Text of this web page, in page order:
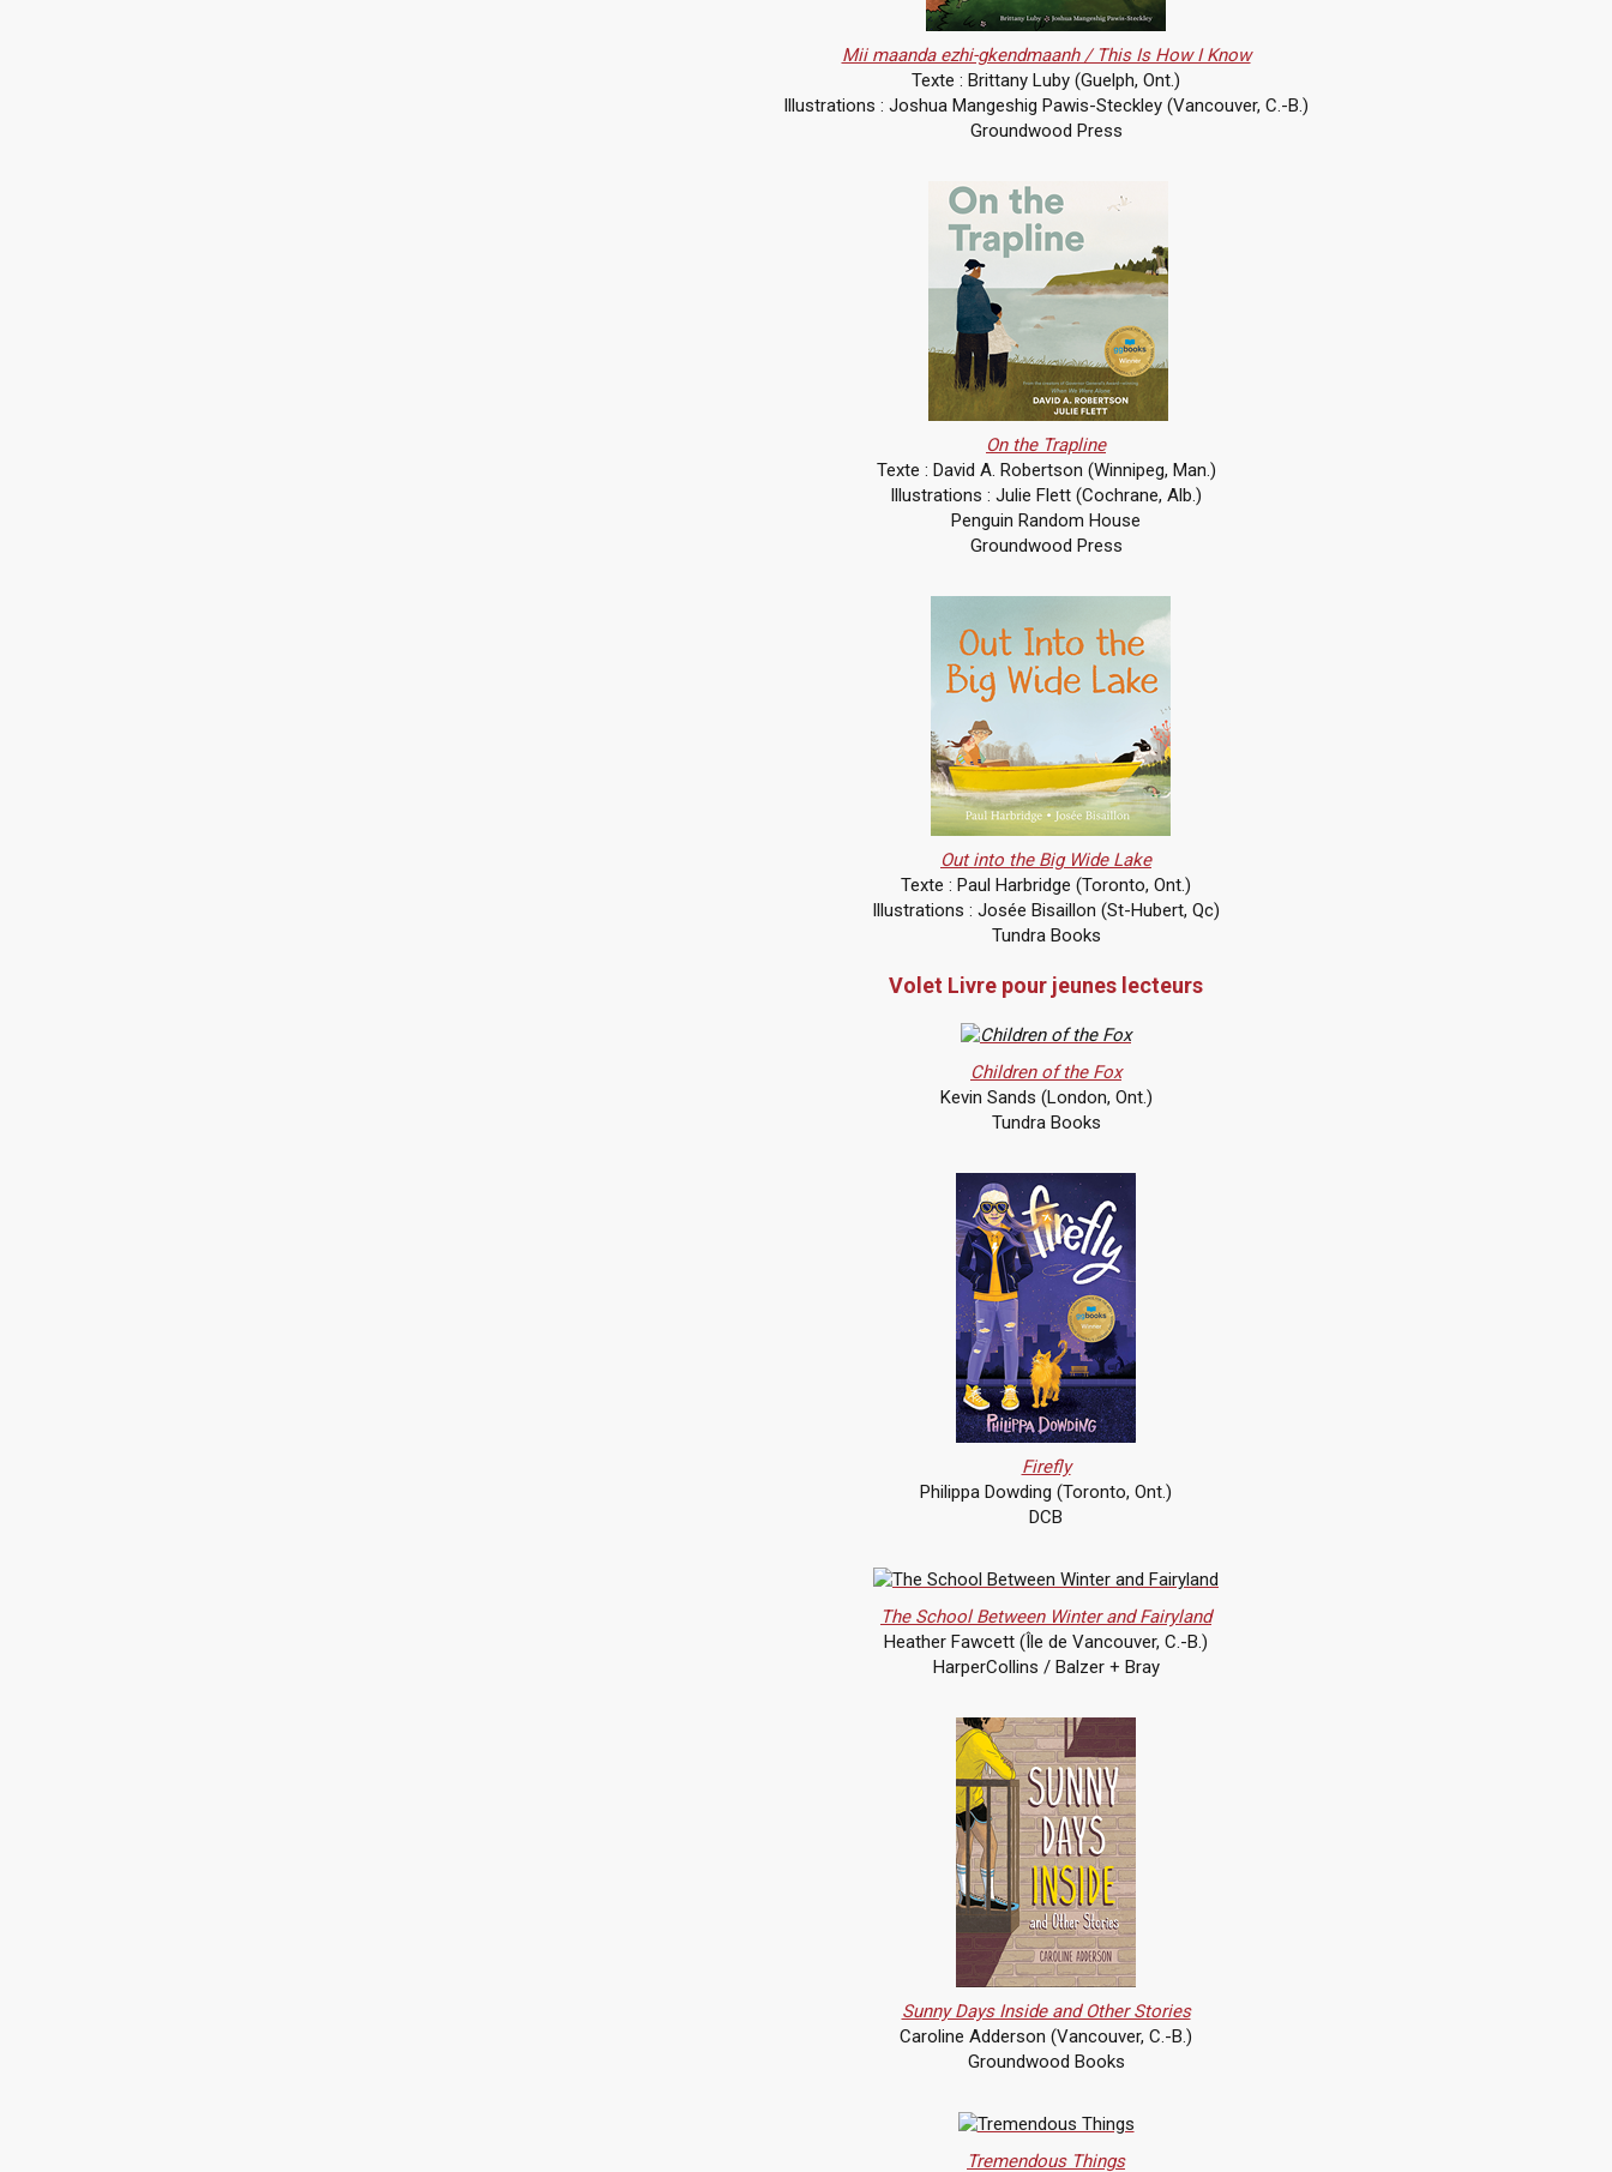
Mii maanda ezhi-gkendmaanh / This Is How I Know
Texte : Brittany Luby (Guelph, Ont.)
Illustrations : Joshua Mangeshig Pawis-Steckley (Vancouver, C.-B.)
Groundwood Press
On the Trapline
Texte : David A. Robertson (Winnipeg, Man.)
Illustrations : Julie Flett (Cochrane, Alb.)
Penguin Random House
Groundwood Press
Out into the Big Wide Lake
Texte : Paul Harbridge (Toronto, Ont.)
Illustrations : Josée Bisaillon (St-Hubert, Qc)
Tundra Books
Volet Livre pour jeunes lecteurs
Children of the Fox
Kevin Sands (London, Ont.)
Tundra Books
Firefly
Philippa Dowding (Toronto, Ont.)
DCB
The School Between Winter and Fairyland
Heather Fawcett (Île de Vancouver, C.-B.)
HarperCollins / Balzer + Bray
Sunny Days Inside and Other Stories
Caroline Adderson (Vancouver, C.-B.)
Groundwood Books
Tremendous Things